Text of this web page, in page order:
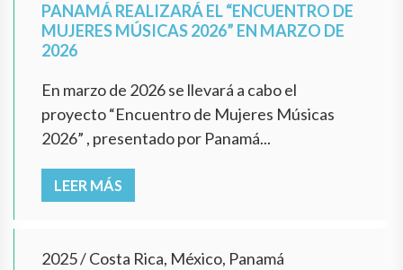
PANAMÁ REALIZARÁ EL “ENCUENTRO DE
MUJERES MÚSICAS 2026” EN MARZO DE
2026
En marzo de 2026 se llevará a cabo el
proyecto “Encuentro de Mujeres Músicas
2026” , presentado por Panamá...
LEER MÁS
2025/Costa Rica, México, Panamá